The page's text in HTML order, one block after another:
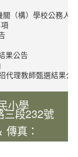
（構）學校公務人
果公告
代理教師甄選結果公
小學
三段232號
真：